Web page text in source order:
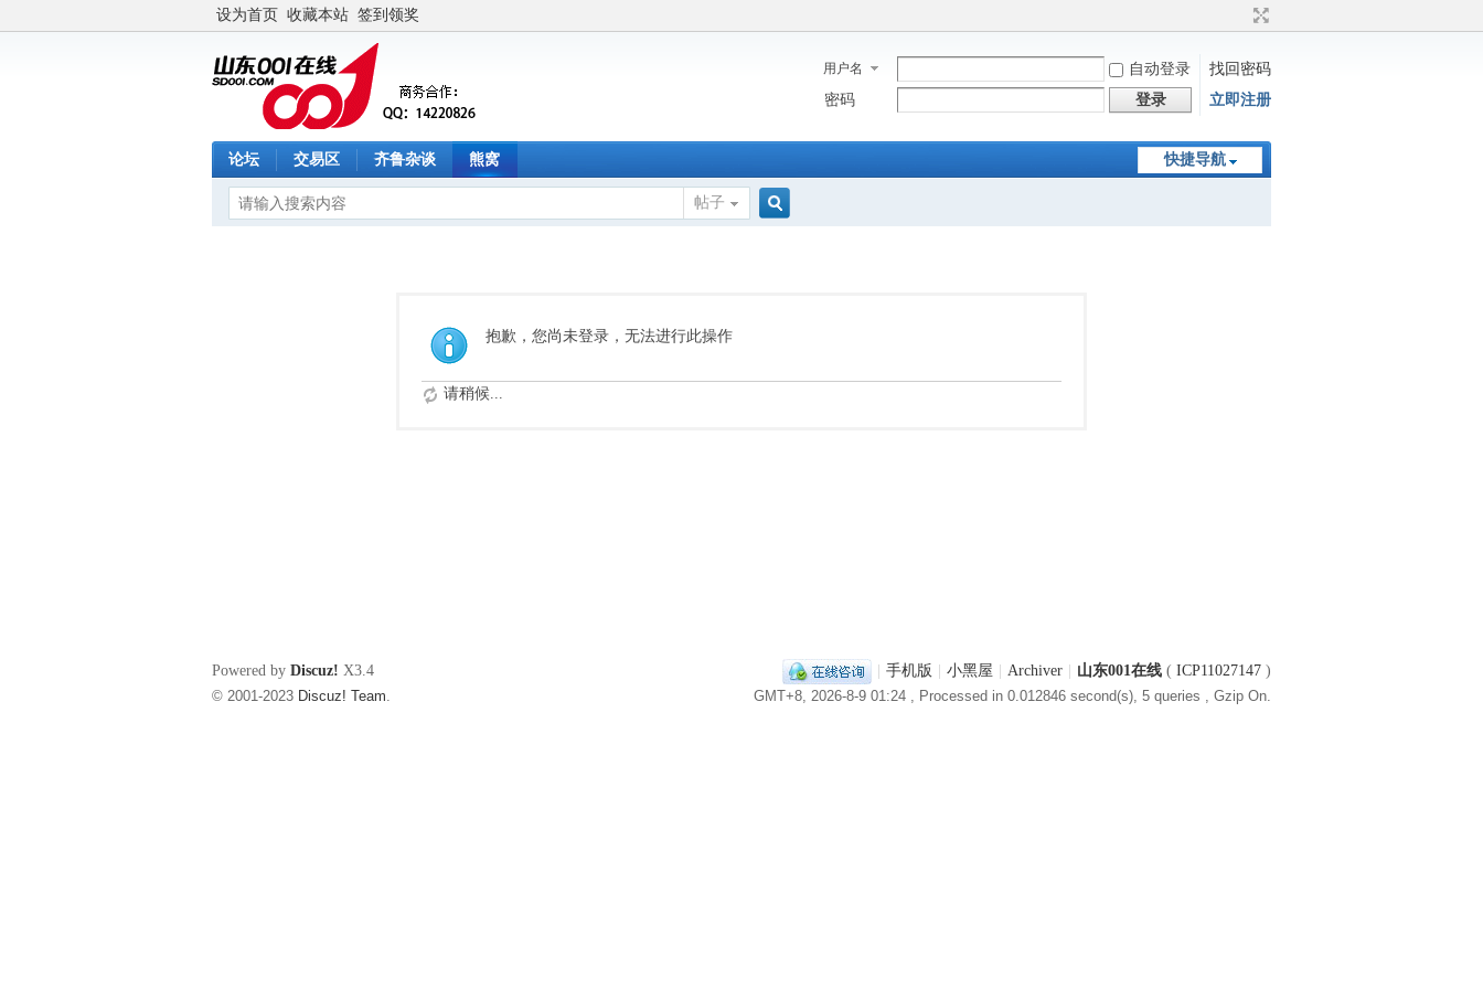
设为首页 收藏本站 签到领奖
用户名 自动登录
找回密码
密码
登录 立即注册
快捷导航
论坛 交易区 齐鲁杂谈 熊窝
帖子
抱歉，您尚未登录，无法进行此操作
请稍候...
手机版 小黑屋 Archiver 山东001在线 ( ICP11027147 )
GMT+8, 2026-8-9 01:24 , Processed in 0.012846 second(s), 5 queries , Gzip On.
Powered by Discuz! X3.4
© 2001-2023 Discuz! Team.